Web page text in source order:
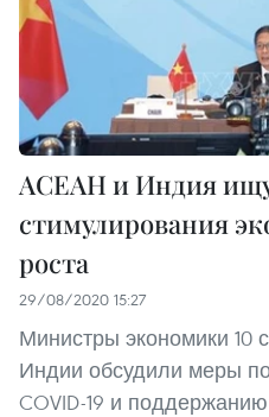
АСЕАН и Индия
стимулирования
роста
29/08/2020 15:27
Министры экономики 10
Индии обсудили меры
COVID-19 и